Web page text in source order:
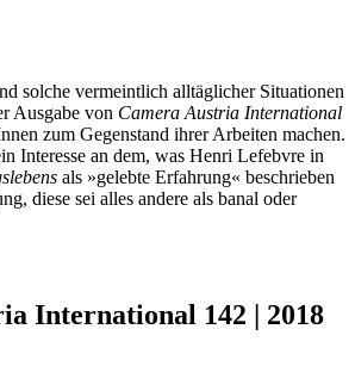
solche vermeintlich alltäglicher Situationen
Ausgabe von Camera Austria International
zum Gegenstand ihrer Arbeiten machen.
Interesse an dem, was Henri Lefebvre in
als »gelebte Erfahrung« beschrieben
diese sei alles andere als banal oder
International 142 | 2018